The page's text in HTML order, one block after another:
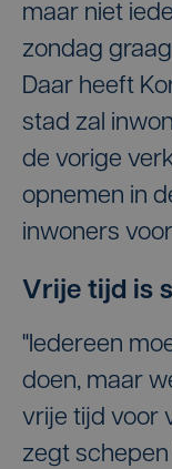
maar niet
zondag
Daar heeft
stad zal
de vorige
opnemen in
inwoners
Vrije tijd is
"Iedereen
doen, maar
vrije tijd voor
zegt